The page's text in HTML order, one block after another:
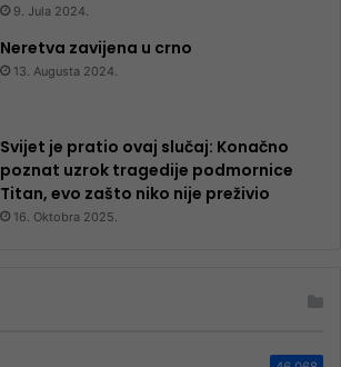
9. Jula 2024.
Neretva zavijena u crno
13. Augusta 2024.
Svijet je pratio ovaj slučaj: Konačno
poznat uzrok tragedije podmornice
Titan, evo zašto niko nije preživio
16. Oktobra 2025.